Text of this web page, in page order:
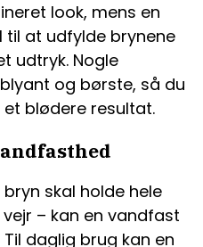
look, mens en
til at udfylde brynene
udtryk. Nogle
og børste, så du
blødere resultat.
skal holde hele
– kan en vandfast
daglig brug kan en